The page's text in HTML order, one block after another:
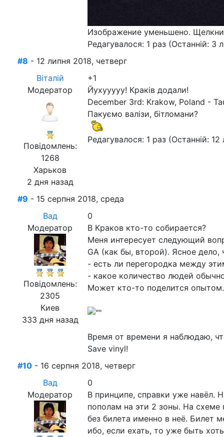
Изображение уменьшено.
Редагувалося: 1 раз (Останній: 3
#8 - 12 липня 2018, четверг
Віталій
Модератор
Повідомлень:
1268
Харьков
2 дня назад
+1
Йухууууу! Краків додали!
December 3rd: Krakow, Poland -
Пакуємо валізи, бітломани?
Редагувалося: 1 раз (Останній:
#9 - 15 серпня 2018, среда
Вад
Модератор
Повідомлень:
2305
Киев
333 дня назад
0
В Краков кто-то собирается?
Меня интересует следующий
GA (как бы, второй). Ясное дело,
- есть ли перегородка между
- какое количество людей
Может кто-то поделится опытом.
Время от времени я наблюдаю,
Save vinyl!
#10 - 16 серпня 2018, четверг
Вад
Модератор
0
В принципе, справки уже навёл.
пополам на эти 2 зоны. На
без билета именно в неё. Билет
ибо, если ехать, то уже быть